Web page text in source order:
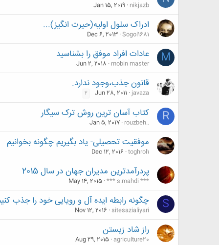
nikjazb
Jan 15, 2019
ادراک سلول اولیه(حیرت انگیز)...
Sogol1681
Dec 6, 2013
M عادات افراد موفق را بشناسید
mobin master
Jun 2, 2018
قانون جذب،وجود ندارد.
javaza
Jun 28, 2011
2
R کتاب آسان ترین روش ترک سیگار
rouzbeh..
Jan 5, 2017
موفقیت تحصیلی- یاد بگیریم چگونه بخوانیم
toghrol1
Dec 12, 2016
پردرآمدترین مدیران جهان در سال 2015
*** s.mahdi ***
May 14, 2015
S چگونه رابطه ایده آل و رویایی خود را جذب
sitesazialiyari
Nov 12, 2016
راز شاد زیستن
agriculture20
Aug 29, 2015